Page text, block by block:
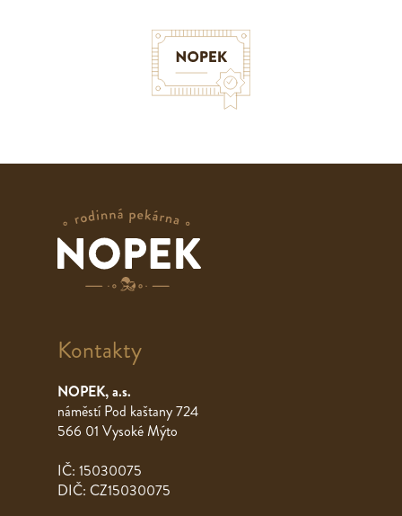
Kontakty
NOPEK, a.s.
náměstí Pod kaštany 724
566 01 Vysoké Mýto
IČ: 15030075
DIČ: CZ15030075